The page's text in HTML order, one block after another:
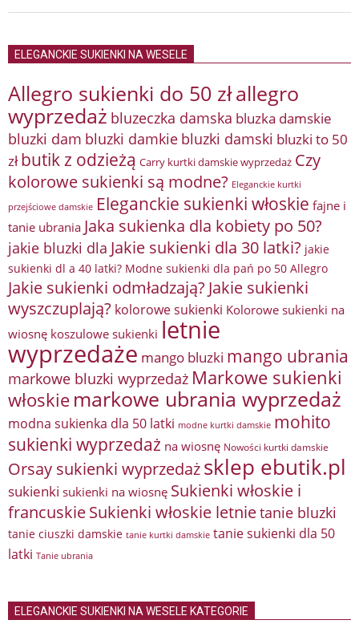
ELEGANCKIE SUKIENKI NA WESELE
Allegro sukienki do 50 złallegro
wyprzedaż bluzeczka damska bluzka damskie
bluzki dam bluzki damkie bluzki damski bluzki to 50
zł butik z odzieżą Carry kurtki damskie wyprzedaż Czy
kolorowe sukienki są modne? Eleganckie kurtki
przejściowe damskie Eleganckie sukienki włoskie fajne i
tanie ubrania Jaka sukienka dla kobiety po 50?
jakie bluzki dla Jakie sukienki dla 30 latki? jakie
sukienki dl a 40 latki? Modne sukienki dla pań po 50 Allegro
Jakie sukienki odmładzają? Jakie sukienki
wyszczuplają? kolorowe sukienki Kolorowe sukienki na
wiosnę koszulowe sukienki letnie
wyprzedaże mango bluzki mango ubrania
markowe bluzki wyprzedaż Markowe sukienki
włoskie markowe ubrania wyprzedaż
modna sukienka dla 50 latki modne kurtki damskie mohito
sukienki wyprzedaż na wiosnę Nowości kurtki damskie
Orsay sukienki wyprzedażsklep ebutik.pl
sukienki sukienki na wiosnę Sukienki włoskie i
francuskieSukienki włoskie letnietanie bluzki
tanie ciuszki damskie tanie kurtki damskie tanie sukienki dla 50
latki Tanie ubrania
ELEGANCKIE SUKIENKI NA WESELE KATEGORIE